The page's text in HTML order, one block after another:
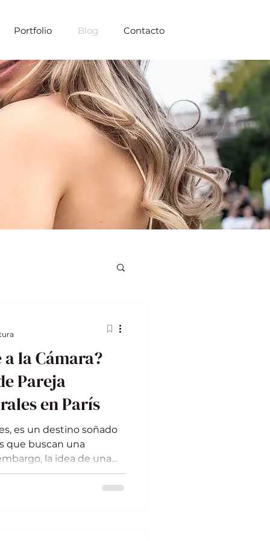
Portfolio Blog Contacto
la Cámara?
Pareja
en París
es un destino soñado
que buscan una
la idea de una
ser desalentadora,
que se sienten